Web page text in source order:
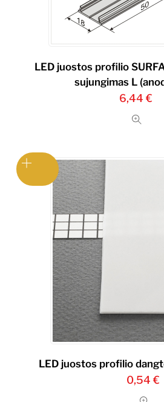
LED juostos profilio
sujungimas L
6,44 €
LED juostos profilio
0,54€